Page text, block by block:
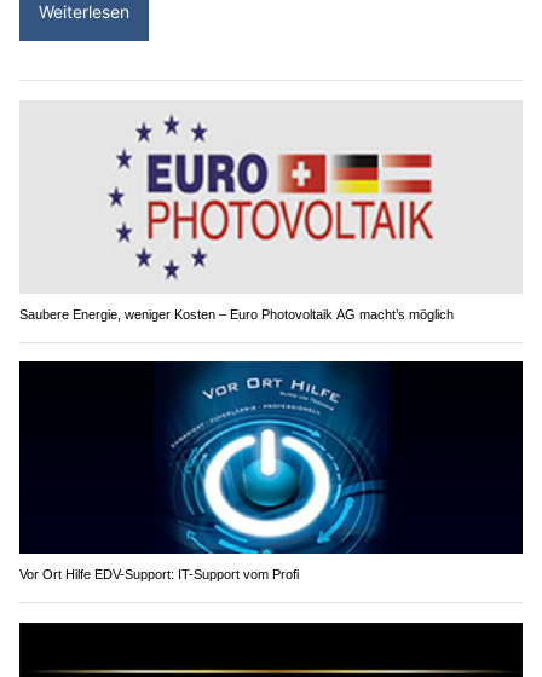
Weiterlesen
Saubere Energie, weniger Kosten – Euro Photovoltaik AG macht’s möglich
Vor Ort Hilfe EDV-Support: IT-Support vom Profi